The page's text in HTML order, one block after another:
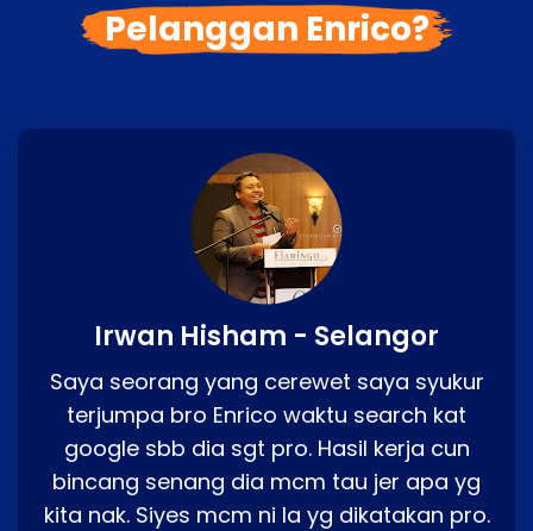
Pelanggan Enrico?
Irwan Hisham - Selangor
Saya seorang yang cerewet saya syukur
terjumpa bro Enrico waktu search kat
google sbb dia sgt pro. Hasil kerja cun
bincang senang dia mcm tau jer apa yg
kita nak. Siyes mcm ni la yg dikatakan pro.